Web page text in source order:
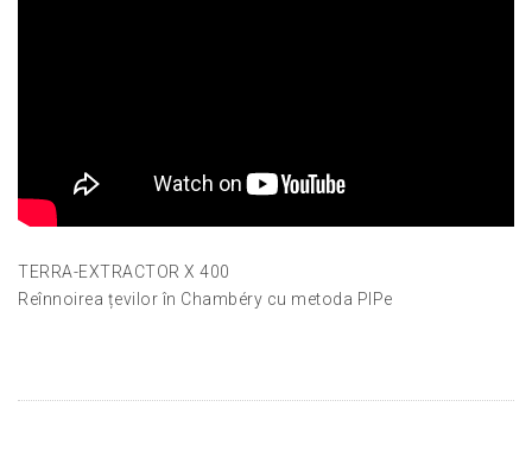
TERRA-EXTRACTOR X 400
Reînnoirea țevilor în Chambéry cu metoda PIPe